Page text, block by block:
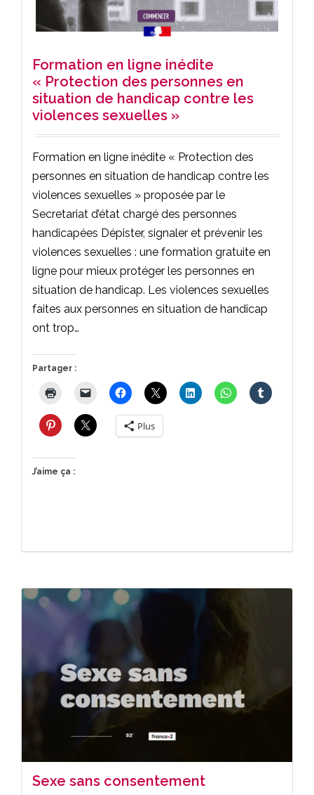
Formation en ligne inédite
« Protection des personnes en
situation de handicap contre les
violences sexuelles »
Formation en ligne inédite « Protection des
personnes en situation de handicap contre les
violences sexuelles » proposée par le
Secretariat d’état chargé des personnes
handicapées Dépister, signaler et prévenir les
violences sexuelles : une formation gratuite en
ligne pour mieux protéger les personnes en
situation de handicap. Les violences sexuelles
faites aux personnes en situation de handicap
ont trop…
Partager :
Plus
J’aime ça :
Sexe sans consentement